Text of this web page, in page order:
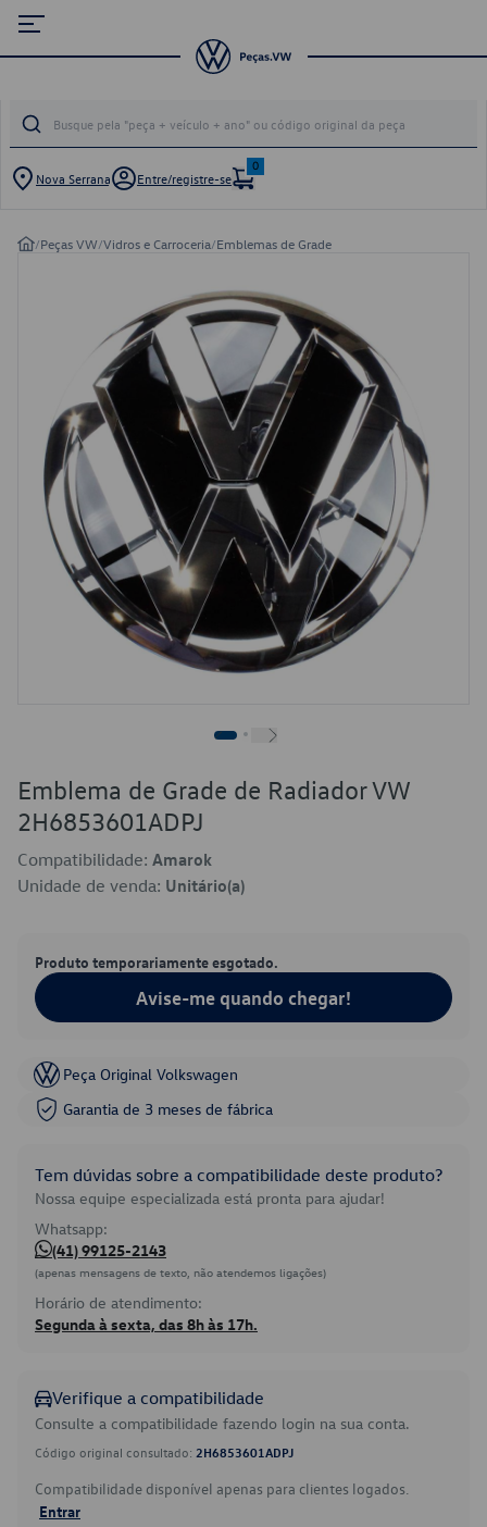
Nova Serrana Entre/registre-se
0
/Peças VW/Vidros e Carroceria/Emblemas de Grade
Emblema de Grade de Radiador VW
2H6853601ADPJ
Compatibilidade: Amarok
Unidade de venda: Unitário(a)
Produto temporariamente esgotado.
Avise-me quando chegar!
Peça Original Volkswagen
Garantia de 3 meses de fábrica
Tem dúvidas sobre a compatibilidade deste produto?
Nossa equipe especializada está pronta para ajudar!
Whatsapp:
(41) 99125-2143
(apenas mensagens de texto, não atendemos ligações)
Horário de atendimento:
Segunda à sexta, das 8h às 17h.
Verifique a compatibilidade
Consulte a compatibilidade fazendo login na sua conta.
Código original consultado: 2H6853601ADPJ
Compatibilidade disponível apenas para clientes logados.
Entrar